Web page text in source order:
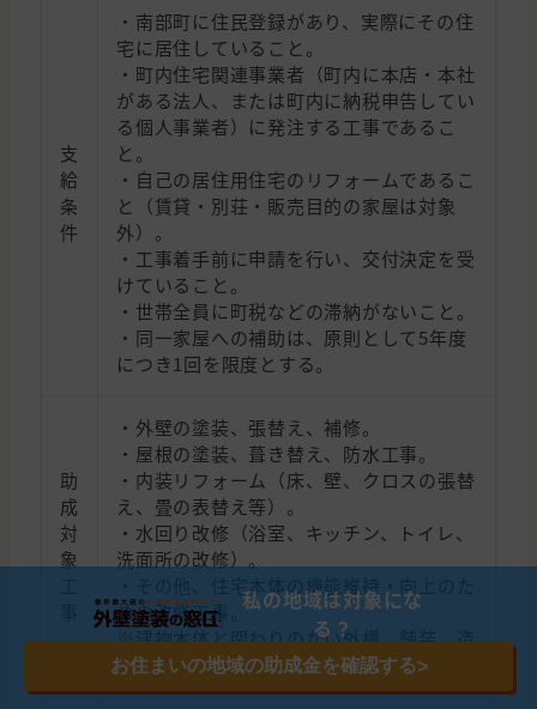
支
給
条
件
・南部町に住民登録があり、実際にその住
宅に居住していること。
・町内住宅関連事業者（町内に本店・本社
がある法人、または町内に納税申告してい
る個人事業者）に発注する工事であるこ
と。
・自己の居住用住宅のリフォームであるこ
と（賃貸・別荘・販売目的の家屋は対象
外）。
・工事着手前に申請を行い、交付決定を受
けていること。
・世帯全員に町税などの滞納がないこと。
・同一家屋への補助は、原則として5年度
につき1回を限度とする。
助
成
対
象
・外壁の塗装、張替え、補修。
・屋根の塗装、葺き替え、防水工事。
・内装リフォーム（床、壁、クロスの張替
え、畳の表替え等）。
・水回り改修（浴室、キッチン、トイレ、
洗面所の改修）。
・その他、住宅本体の機能維持・向上のた
めの改修工事。
※建物本体と関わりのない外構、舗装、造
園、門扉等の工事は対象外。
私の地域は対象にな
る？
お住まいの地域の助成金を確認する>